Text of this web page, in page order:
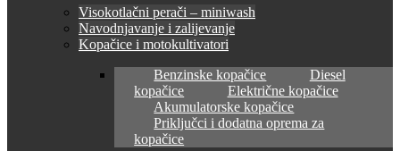
Visokotlačni perači – miniwash
Navodnjavanje i zalijevanje
Kopačice i motokultivatori
Benzinske kopačice
Diesel
kopačice
Električne kopačice
Akumulatorske kopačice
Priključci i dodatna oprema za
kopačice